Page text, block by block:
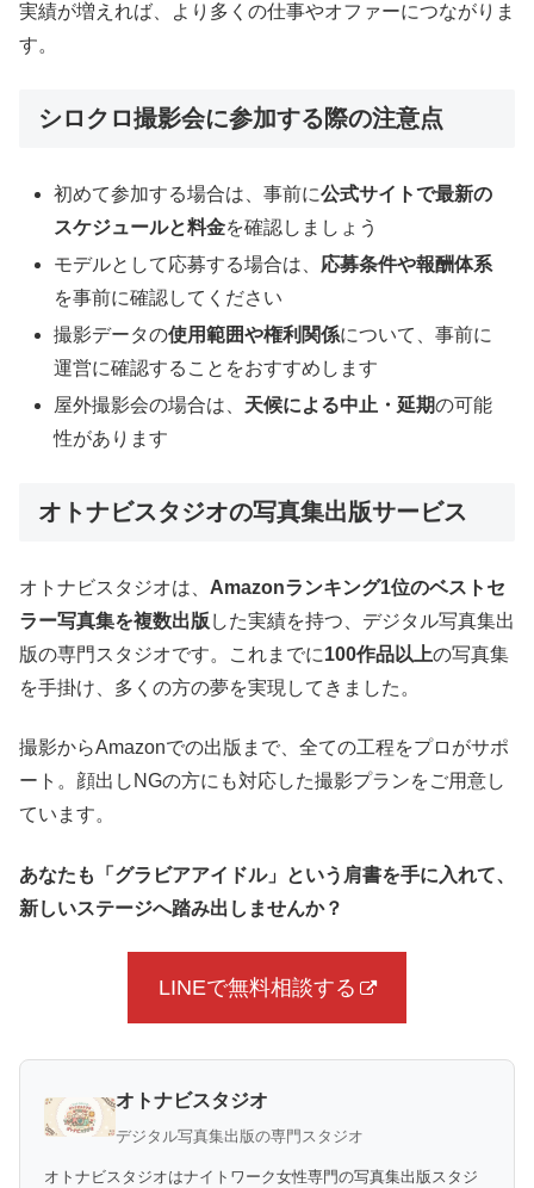
実績が増えれば、より多くの仕事やオファーにつながりま
す。
シロクロ撮影会に参加する際の注意点
初めて参加する場合は、事前に公式サイトで最新の
スケジュールと料金を確認しましょう
モデルとして応募する場合は、 応募条件や報酬体系
を事前に確認してください
撮影データの使用範囲や権利関係について、事前に
運営に確認することをおすすめします
屋外撮影会の場合は、 天候による中止・延期の可能
性があります
オトナビスタジオの写真集出版サービス
オトナビスタジオは、 Amazonランキング1位のベストセ
ラー写真集を複数出版 した実績を持つ、デジタル写真集出
版の専門スタジオです。これまでに100作品以上の写真集
を手掛け、多くの方の夢を実現してきました。
撮影からAmazonでの出版まで、全ての工程をプロがサポ
ート。顔出しNGの方にも対応した撮影プランをご用意し
ています。
あなたも「グラビアアイドル」という肩書を手に入れて、
新しいステージへ踏み出しませんか？
LINEで無料相談する
オトナビスタジオ
デジタル写真集出版の専門スタジオ
オトナビスタジオはナイトワーク女性専門の写真集出版スタジ